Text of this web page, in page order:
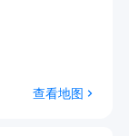
查看地图